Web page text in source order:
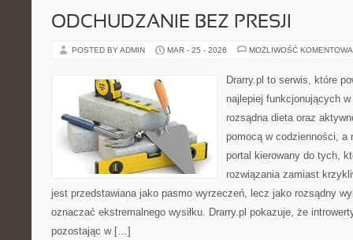
ODCHUDZANIE BEZ PRESJI
POSTED BY ADMIN MAR - 25 - 2026 MOŻLIWOŚĆ
Drarry.pl to serwis, które
najlepiej funkcjonujących
rozsądna dieta oraz
pomocą w codzienności, a
portal kierowany do tych,
rozwiązania zamiast
jest przedstawiana jako pasmo wyrzeczeń, lecz jako rozsądny
oznaczać ekstremalnego wysiłku. Drarry.pl pokazuje, że
pozostając w […]